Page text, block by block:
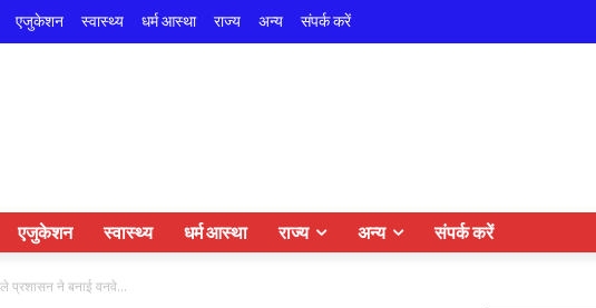
एजुकेशन स्वास्थ्य धर्म आस्था राज्य अन्य संपर्क करें
एजुकेशन स्वास्थ्य धर्म आस्था राज्य अन्य संपर्क करें
प्रशासन ने बनाई वनवे...